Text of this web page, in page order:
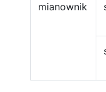
mianownik